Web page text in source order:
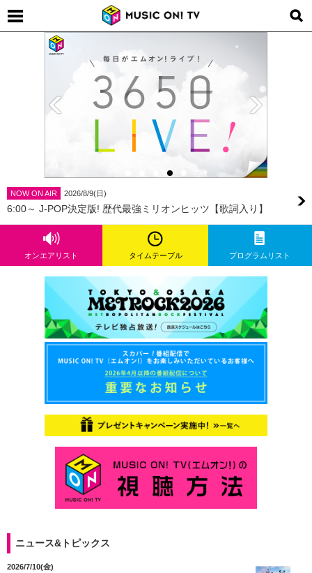
NOW ON AIR 2026/8/9(日)
6:00～ J-POP決定版! 歴代最強ミリオンヒッツ【歌詞入り】
オンエアリスト タイムテーブル プログラムリスト
ニュース&トピックス
2026/7/10(金)